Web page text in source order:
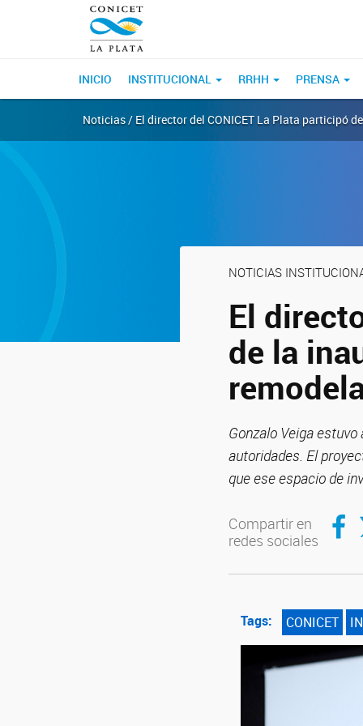
INICIO INSTITUCIONAL RRHH PRENSA
Noticias / El director del CONICET La Plata participó
NOTICIAS
El
de la
Gonzalo Veiga
autoridades. El
que ese espacio de
Compartir en
redes sociales
Tags: CONICET